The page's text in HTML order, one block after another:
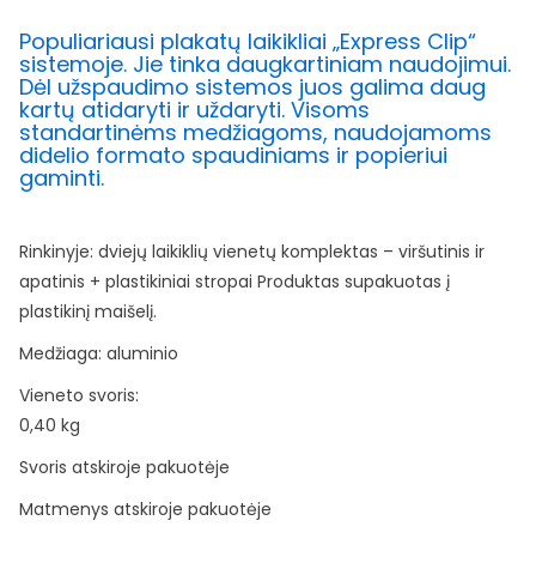
Populiariausi plakatų laikikliai „Express Clip“
sistemoje. Jie tinka daugkartiniam naudojimui.
Dėl užspaudimo sistemos juos galima daug
kartų atidaryti ir uždaryti. Visoms
standartinėms medžiagoms, naudojamoms
didelio formato spaudiniams ir popieriui
gaminti.
Rinkinyje: dviejų laikiklių vienetų komplektas – viršutinis ir
apatinis + plastikiniai stropai Produktas supakuotas į
plastikinį maišelį.
Medžiaga: aluminio
Vieneto svoris:
0,40 kg
Svoris atskiroje pakuotėje
Matmenys atskiroje pakuotėje